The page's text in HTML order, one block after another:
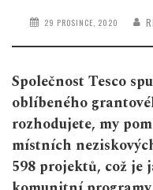
29 PROSINCE, 2020
Společnost Tesco
oblíbeného
rozhodujete, my
místních
598 projektů, což je